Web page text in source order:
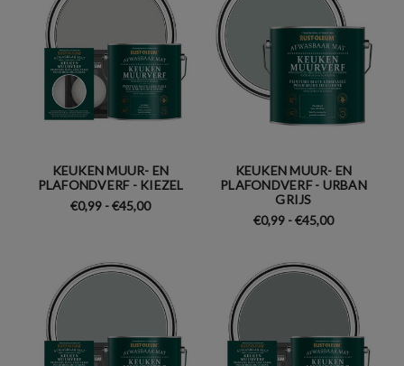
KEUKEN MUUR- EN
PLAFONDVERF - KIEZEL
€0,99 - €45,00
KEUKEN MUUR- EN
PLAFONDVERF - URBAN
GRIJS
€0,99 - €45,00